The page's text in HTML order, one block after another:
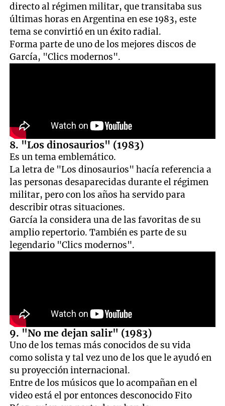
directo al régimen militar, que transitaba sus
últimas horas en Argentina en ese 1983, este
tema se convirtió en un éxito radial.
Forma parte de uno de los mejores discos de
García, "Clics modernos".
8. "Los dinosaurios" (1983)
Es un tema emblemático.
La letra de "Los dinosaurios" hacía referencia a
las personas desaparecidas durante el régimen
militar, pero con los años ha servido para
describir otras situaciones.
García la considera una de las favoritas de su
amplio repertorio. También es parte de su
legendario "Clics modernos".
9. "No me dejan salir" (1983)
Uno de los temas más conocidos de su vida
como solista y tal vez uno de los que le ayudó en
su proyección internacional.
Entre de los músicos que lo acompañan en el
video está el por entonces desconocido Fito